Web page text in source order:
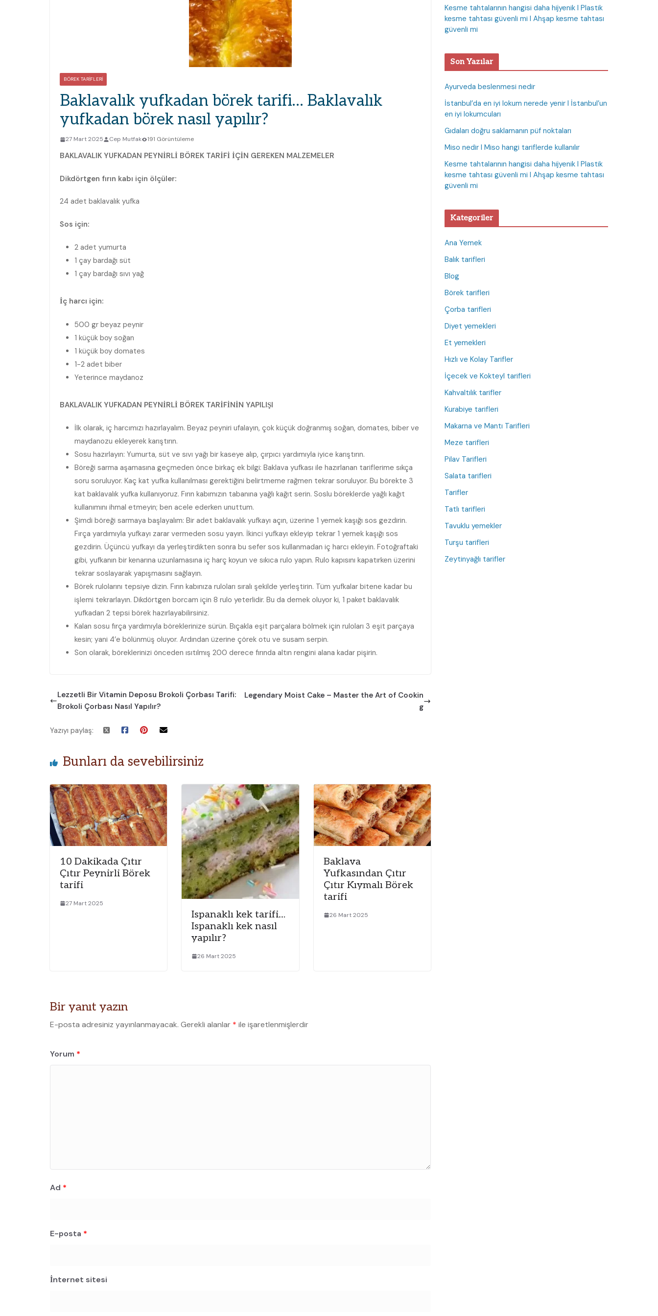
BÖREK TARIFLERI
Baklavalık yufkadan börek tarifi… Baklavalık
yufkadan börek nasıl yapılır?
27 Mart 2025 Cep Mutfak 191 Görüntüleme
BAKLAVALIK YUFKADAN PEYNİRLİ BÖREK TARİFİ İÇİN GEREKEN MALZEMELER
Dikdörtgen fırın kabı için ölçüler:
24 adet baklavalık yufka
Sos için:
2 adet yumurta
1 çay bardağı süt
1 çay bardağı sıvı yağ
İç harcı için:
500 gr beyaz peynir
1 küçük boy soğan
1 küçük boy domates
1-2 adet biber
Yeterince maydanoz
BAKLAVALIK YUFKADAN PEYNİRLİ BÖREK TARİFİNİN YAPILIŞI
İlk olarak, iç harcımızı hazırlayalım. Beyaz peyniri ufalayın, çok küçük doğranmış soğan, domates, biber ve
maydanozu ekleyerek karıştırın.
Sosu hazırlayın: Yumurta, süt ve sıvı yağı bir kaseye alıp, çırpıcı yardımıyla iyice karıştırın.
Böreği sarma aşamasına geçmeden önce birkaç ek bilgi: Baklava yufkası ile hazırlanan tariflerime sıkça
soru soruluyor. Kaç kat yufka kullanılması gerektiğini belirtmeme rağmen tekrar soruluyor. Bu börekte 3
kat baklavalık yufka kullanıyoruz. Fırın kabımızın tabanına yağlı kağıt serin. Soslu böreklerde yağlı kağıt
kullanımını ihmal etmeyin; ben acele ederken unuttum.
Şimdi böreği sarmaya başlayalım: Bir adet baklavalık yufkayı açın, üzerine 1 yemek kaşığı sos gezdirin.
Fırça yardımıyla yufkayı zarar vermeden sosu yayın. İkinci yufkayı ekleyip tekrar 1 yemek kaşığı sos
gezdirin. Üçüncü yufkayı da yerleştirdikten sonra bu sefer sos kullanmadan iç harcı ekleyin. Fotoğraftaki
gibi, yufkanın bir kenarına uzunlamasına iç harç koyun ve sıkıca rulo yapın. Rulo kapısını kapatırken üzerini
tekrar soslayarak yapışmasını sağlayın.
Börek rulolarını tepsiye dizin. Fırın kabınıza ruloları sıralı şekilde yerleştirin. Tüm yufkalar bitene kadar bu
işlemi tekrarlayın. Dikdörtgen borcam için 8 rulo yeterlidir. Bu da demek oluyor ki, 1 paket baklavalık
yufkadan 2 tepsi börek hazırlayabilirsiniz.
Kalan sosu fırça yardımıyla böreklerinize sürün. Bıçakla eşit parçalara bölmek için ruloları 3 eşit parçaya
kesin; yani 4’e bölünmüş oluyor. Ardından üzerine çörek otu ve susam serpin.
Son olarak, böreklerinizi önceden ısıtılmış 200 derece fırında altın rengini alana kadar pişirin.
Lezzetli Bir Vitamin Deposu Brokoli Çorbası Tarifi:
Brokoli Çorbası Nasıl Yapılır?
Legendary Moist Cake – Master the Art of Cookin
g
Yazıyı paylaş:
Bunları da sevebilirsiniz
10 Dakikada Çıtır
Çıtır Peynirli Börek
tarifi
27 Mart 2025
Ispanaklı kek tarifi…
Ispanaklı kek nasıl
yapılır?
26 Mart 2025
Baklava
Yufkasından Çıtır
Çıtır Kıymalı Börek
tarifi
26 Mart 2025
Bir yanıt yazın
E-posta adresiniz yayınlanmayacak. Gerekli alanlar * ile işaretlenmişlerdir
Yorum *
Ad *
E-posta *
İnternet sitesi
Kesme tahtalarının hangisi daha hijyenik I Plastik
kesme tahtası güvenli mi I Ahşap kesme tahtası
güvenli mi
Son Yazılar
Ayurveda beslenmesi nedir
İstanbul’da en iyi lokum nerede yenir I İstanbul’un
en iyi lokumcuları
Gıdaları doğru saklamanın püf noktaları
Miso nedir I Miso hangi tariflerde kullanılır
Kesme tahtalarının hangisi daha hijyenik I Plastik
kesme tahtası güvenli mi I Ahşap kesme tahtası
güvenli mi
Kategoriler
Ana Yemek
Balık tarifleri
Blog
Börek tarifleri
Çorba tarifleri
Diyet yemekleri
Et yemekleri
Hızlı ve Kolay Tarifler
İçecek ve Kokteyl tarifleri
Kahvaltılık tarifler
Kurabiye tarifleri
Makarna ve Mantı Tarifleri
Meze tarifleri
Pilav Tarifleri
Salata tarifleri
Tarifler
Tatlı tarifleri
Tavuklu yemekler
Turşu tarifleri
Zeytinyağlı tarifler